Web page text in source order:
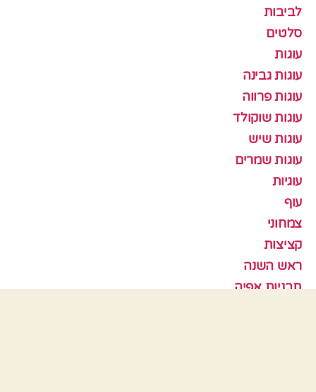
לביבות
סלטים
עוגות
עוגות גבינה
עוגות פרווה
עוגות שוקולד
עוגות שיש
עוגות שמרים
עוגיות
עוף
צמחוני
קציצות
ראש השנה
תבניות אפיה